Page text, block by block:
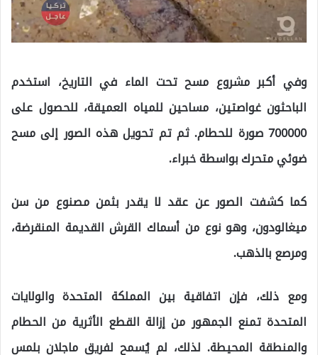
وفي أكبر مشروع مسح تحت الماء في التاريخ، استخدم
الباحثون غواصتين، مساحين للمياه العميقة، للحصول على
700000 صورة للحطام. ثم تم تحويل هذه الصور إلى مسح
ضوئي متحرك بواسطة خبراء.
كما كشفت الصور عن عقد لا يقدر بثمن مصنوع من سن
ميغالودون، وهو نوع من أسماك القرش القديمة المنقرضة،
ومرصع بالذهب.
ومع ذلك، فإن اتفاقية بين المملكة المتحدة والولايات
المتحدة تمنع الجمهور من إزالة القطع الأثرية من الحطام
والمنطقة المحيطة. لذلك، لم يُسمح لفريق ماجلان بلمس